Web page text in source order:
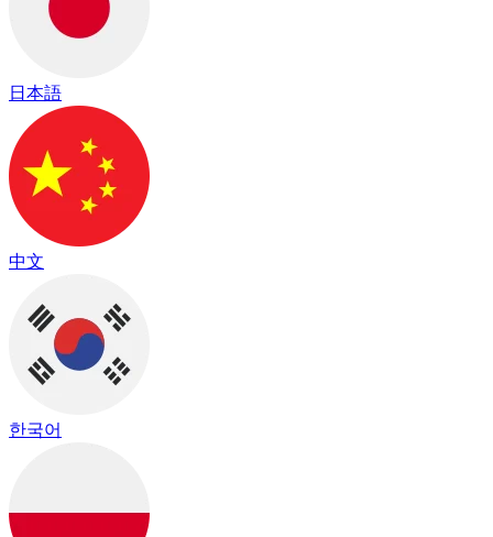
日本語
中文
한국어